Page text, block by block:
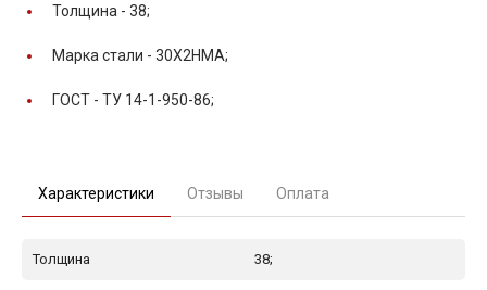
Толщина - 38;
Марка стали - 30Х2НМА;
ГОСТ - ТУ 14-1-950-86;
Характеристики Отзывы Оплата
Толщина 38;